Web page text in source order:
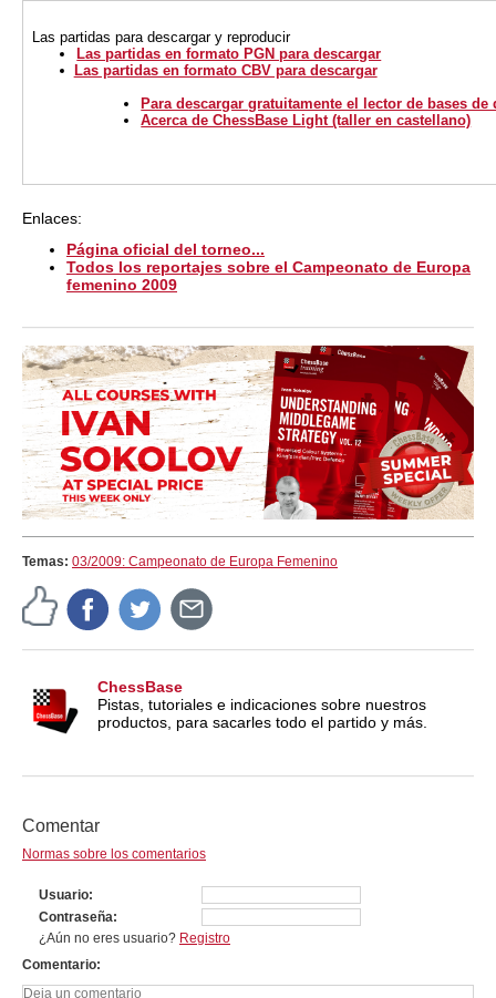
Las partidas para descargar y reproducir
Las partidas en formato PGN para descargar
Las partidas en formato CBV para descargar
Para descargar gratuitamente el lector de bases de
Acerca de ChessBase Light (taller en castellano)
Enlaces:
Página oficial del torneo...
Todos los reportajes sobre el Campeonato de Europa
femenino 2009
Temas: 03/2009: Campeonato de Europa Femenino
ChessBase
Pistas, tutoriales e indicaciones sobre nuestros
productos, para sacarles todo el partido y más.
Comentar
Normas sobre los comentarios
Usuario
Contraseña
¿Aún no eres usuario? Registro
Comentario